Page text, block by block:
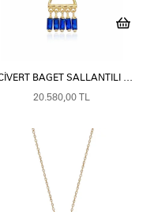
LACIVERT BAGET SALLANTILI KOLYE
20.580,00 TL